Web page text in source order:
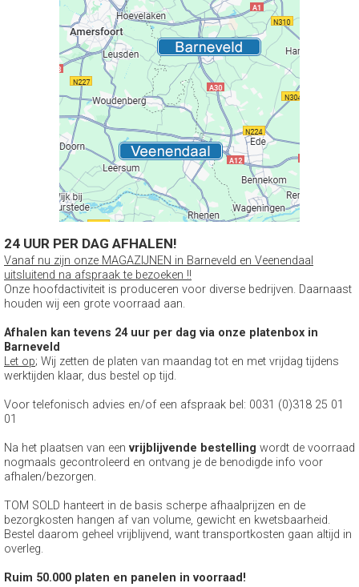
24 UUR PER DAG AFHALEN!
Vanaf nu zijn onze MAGAZIJNEN in Barneveld en Veenendaal
uitsluitend na afspraak te bezoeken !!
Onze hoofdactiviteit is produceren voor diverse bedrijven. Daarnaast
houden wij een grote voorraad aan.
Afhalen kan tevens 24 uur per dag via onze platenbox in
Barneveld
Let op; Wij zetten de platen van maandag tot en met vrijdag tijdens
werktijden klaar, dus bestel op tijd.
Voor telefonisch advies en/of een afspraak bel: 0031 (0)318 25 01
01
Na het plaatsen van een vrijblijvende bestelling wordt de voorraad
nogmaals gecontroleerd en ontvang je de benodigde info voor
afhalen/bezorgen.
TOM SOLD hanteert in de basis scherpe afhaalprijzen en de
bezorgkosten hangen af van volume, gewicht en kwetsbaarheid.
Bestel daarom geheel vrijblijvend, want transportkosten gaan altijd in
overleg.
Ruim 50.000 platen en panelen in voorraad!